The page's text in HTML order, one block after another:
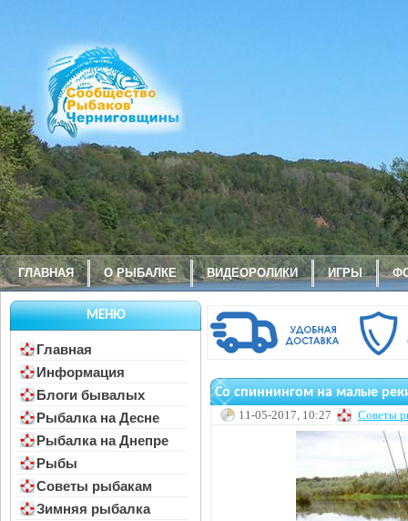
ГЛАВНАЯ О РЫБАЛКЕ ВИДЕОРОЛИКИ ИГРЫ
МЕНЮ
Главная
Информация
Блоги бывалых
Рыбалка на Десне
Рыбалка на Днепре
Рыбы
Советы рыбакам
Зимняя рыбалка
Со спиннингом на малые
11-05-2017, 10:27 Советы